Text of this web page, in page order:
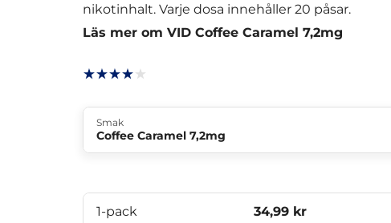
nikotinhalt. Varje dosa innehåller 20 påsar.
Läs mer om VID Coffee Caramel 7,2mg
Smak
Coffee Caramel 7,2mg
1-pack 34,99 kr